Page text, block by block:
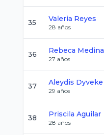
35 Valeria Reyes
28 años
36 Rebeca Medina
27 años
37 Aleydis Dyveke
29 años
38 Priscila Aguilar
28 años